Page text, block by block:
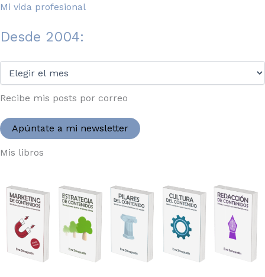
Mi vida profesional
Desde 2004:
2004:
Recibe mis posts por correo
Apúntate a mi newsletter
Mis libros